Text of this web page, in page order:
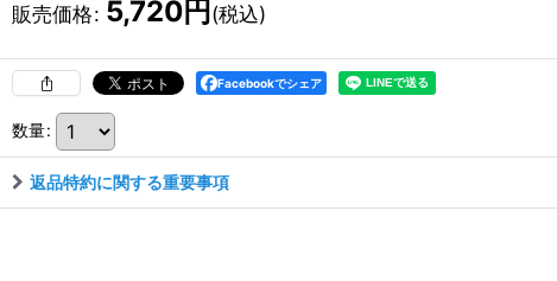
販売価格: 5,720円 (税込)
Facebookでシェア
数量:
返品特約に関する重要事項